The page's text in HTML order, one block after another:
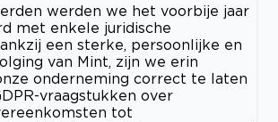
werden we het voorbije jaar
met enkele juridische
een sterke, persoonlijke en
van Mint, zijn we erin
onderneming correct te laten
vraagstukken over
tot